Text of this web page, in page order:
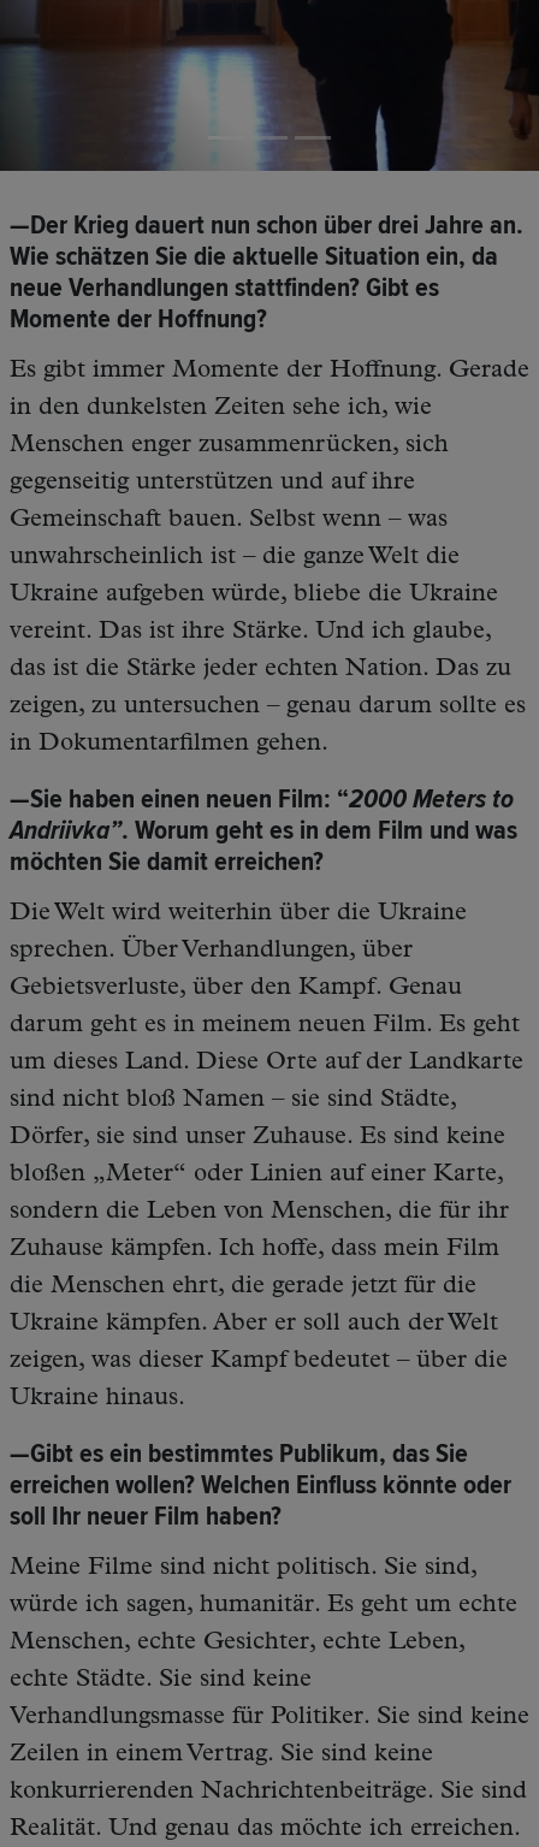
—Der Krieg dauert nun schon über drei Jahre an.
Wie schätzen Sie die aktuelle Situation ein, da
neue Verhandlungen stattfinden? Gibt es
Momente der Hoffnung?
Es gibt immer Momente der Hoffnung. Gerade
in den dunkelsten Zeiten sehe ich, wie
Menschen enger zusammenrücken, sich
gegenseitig unterstützen und auf ihre
Gemeinschaft bauen. Selbst wenn – was
unwahrscheinlich ist – die ganze Welt die
Ukraine aufgeben würde, bliebe die Ukraine
vereint. Das ist ihre Stärke. Und ich glaube,
das ist die Stärke jeder echten Nation. Das zu
zeigen, zu untersuchen – genau darum sollte es
in Dokumentarfilmen gehen.
—Sie haben einen neuen Film: “2000 Meters to
Andriivka”. Worum geht es in dem Film und was
möchten Sie damit erreichen?
Die Welt wird weiterhin über die Ukraine
sprechen. Über Verhandlungen, über
Gebietsverluste, über den Kampf. Genau
darum geht es in meinem neuen Film. Es geht
um dieses Land. Diese Orte auf der Landkarte
sind nicht bloß Namen – sie sind Städte,
Dörfer, sie sind unser Zuhause. Es sind keine
bloßen „Meter“ oder Linien auf einer Karte,
sondern die Leben von Menschen, die für ihr
Zuhause kämpfen. Ich hoffe, dass mein Film
die Menschen ehrt, die gerade jetzt für die
Ukraine kämpfen. Aber er soll auch der Welt
zeigen, was dieser Kampf bedeutet – über die
Ukraine hinaus.
—Gibt es ein bestimmtes Publikum, das Sie
erreichen wollen? Welchen Einfluss könnte oder
soll Ihr neuer Film haben?
Meine Filme sind nicht politisch. Sie sind,
würde ich sagen, humanitär. Es geht um echte
Menschen, echte Gesichter, echte Leben,
echte Städte. Sie sind keine
Verhandlungsmasse für Politiker. Sie sind keine
Zeilen in einem Vertrag. Sie sind keine
konkurrierenden Nachrichtenbeiträge. Sie sind
Realität. Und genau das möchte ich erreichen.